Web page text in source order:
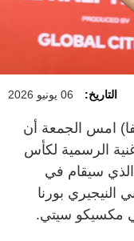
التاريخ: 06 يونيو 2026
امس الجمعة أن
الرسمية لكأس
​الذي ‌سيقام في
النيجيري بورنا
مكسيكو سيتي.